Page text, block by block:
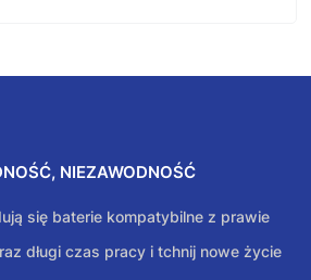
NIEZAWODNOŚĆ
się baterie kompatybilne z prawie
długi czas pracy i tchnij nowe życie